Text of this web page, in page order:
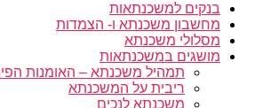
בנקים למשכנתאות
מחשבון משכנתא ו- הצמדות
מסלולי משכנתא
מושגים במשכנתאות
תמהיל משכנתא – האומנות
ריבית על המשכנתא
משכנתא לנכים